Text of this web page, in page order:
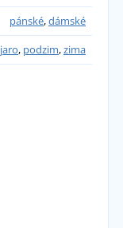
pánské,dámské
jaro, podzim,zima